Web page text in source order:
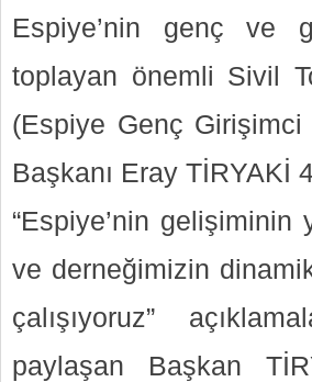
Espiye’nin genç ve
toplayan önemli Sivil
(Espiye Genç
Başkanı Eray TİRYAKİ
“Espiye’nin
ve derneğimizin
çalışıyoruz”
paylaşan Başkan